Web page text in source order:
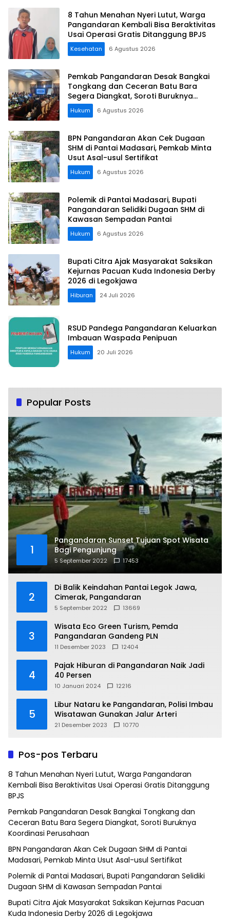
8 Tahun Menahan Nyeri Lutut, Warga
Pangandaran Kembali Bisa Beraktivitas
Usai Operasi Gratis Ditanggung BPJS
Kesehatan 6 Agustus 2026
Pemkab Pangandaran Desak Bangkai
Tongkang dan Ceceran Batu Bara
Segera Diangkat, Soroti Buruknya
Koordinasi Perusahaan
Hukum 6 Agustus 2026
BPN Pangandaran Akan Cek Dugaan
SHM di Pantai Madasari, Pemkab Minta
Usut Asal-usul Sertifikat
Hukum 6 Agustus 2026
Polemik di Pantai Madasari, Bupati
Pangandaran Selidiki Dugaan SHM di
Kawasan Sempadan Pantai
Hukum 6 Agustus 2026
Bupati Citra Ajak Masyarakat Saksikan
Kejurnas Pacuan Kuda Indonesia Derby
2026 di Legokjawa
Hiburan 24 Juli 2026
RSUD Pandega Pangandaran Keluarkan
Imbauan Waspada Penipuan
Hukum 20 Juli 2026
Popular Posts
1
Pangandaran Sunset Tujuan Spot Wisata
Bagi Pengunjung
5 September 2022 17453
2
Di Balik Keindahan Pantai Legok Jawa,
Cimerak, Pangandaran
5 September 2022 13669
3
Wisata Eco Green Turism, Pemda
Pangandaran Gandeng PLN
11 Desember 2023 12404
4
Pajak Hiburan di Pangandaran Naik Jadi
40 Persen
10 Januari 2024 12216
5
Libur Nataru ke Pangandaran, Polisi Imbau
Wisatawan Gunakan Jalur Arteri
21 Desember 2023 10770
Pos-pos Terbaru
8 Tahun Menahan Nyeri Lutut, Warga Pangandaran
Kembali Bisa Beraktivitas Usai Operasi Gratis Ditanggung
BPJS
Pemkab Pangandaran Desak Bangkai Tongkang dan
Ceceran Batu Bara Segera Diangkat, Soroti Buruknya
Koordinasi Perusahaan
BPN Pangandaran Akan Cek Dugaan SHM di Pantai
Madasari, Pemkab Minta Usut Asal-usul Sertifikat
Polemik di Pantai Madasari, Bupati Pangandaran Selidiki
Dugaan SHM di Kawasan Sempadan Pantai
Bupati Citra Ajak Masyarakat Saksikan Kejurnas Pacuan
Kuda Indonesia Derby 2026 di Legokjawa